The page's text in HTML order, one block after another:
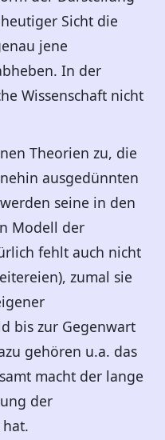
Sicht die
jene
In der
Wissenschaft nicht
Theorien zu, die
ausgedünnten
seine in den
Modell der
fehlt auch nicht
zumal sie
bis zur Gegenwart
gehören u.a. das
macht der lange
der